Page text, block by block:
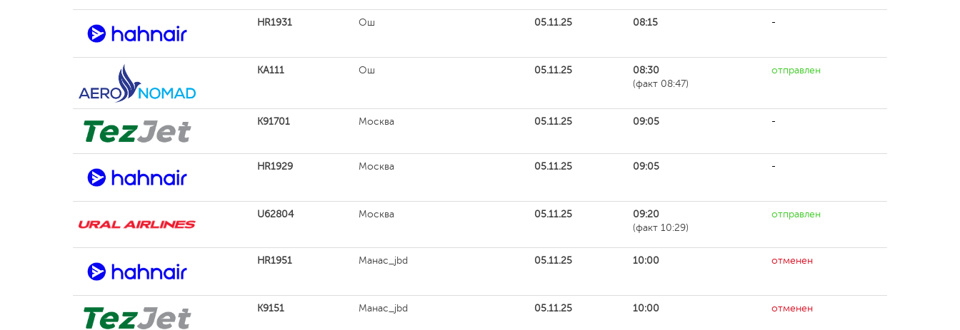
HR1931 Ош 05.11.25 08:15 -
KA111 Ош 05.11.25
08:30
(факт 08:47)
отправлен
K91701 Москва 05.11.25 09:05 -
HR1929 Москва 05.11.25 09:05 -
U62804 Москва 05.11.25
09:20
(факт 10:29)
отправлен
HR1951 Манас_jbd 05.11.25 10:00 отменен
K9151 Манас_jbd 05.11.25 10:00 отменен